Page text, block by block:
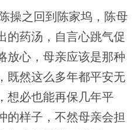
操之回到陈家坞，陈母
的药汤，自言心跳气促
放心，母亲应该是那种
既然这么多年都平安无
想必也能再保几年平
的样子，不然母亲会担